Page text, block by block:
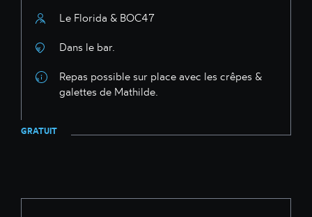
Le Florida & BOC47
Dans le bar.
Repas possible sur place avec les crêpes &
galettes de Mathilde.
GRATUIT